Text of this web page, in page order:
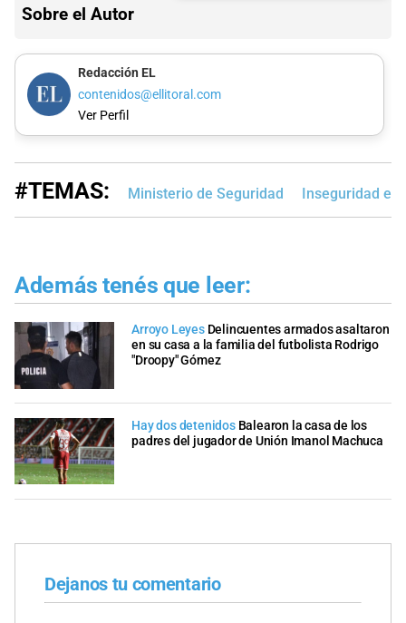
Sobre el Autor
Redacción EL
contenidos@ellitoral.com
Ver Perfil
#TEMAS: Ministerio de Seguridad Inseguridad en
Además tenés que leer:
Arroyo Leyes Delincuentes armados asaltaron
en su casa a la familia del futbolista Rodrigo
"Droopy" Gómez
Hay dos detenidos Balearon la casa de los
padres del jugador de Unión Imanol Machuca
Dejanos tu comentario